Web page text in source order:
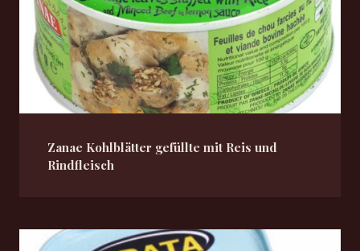
Zanae Kohlblätter gefüllte mit Reis und
Rindfleisch